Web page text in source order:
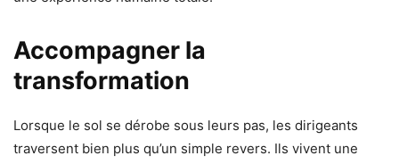
Accompagner la
transformation
Lorsque le sol se dérobe sous leurs pas, les dirigeants
traversent bien plus qu’un simple revers. Ils vivent une